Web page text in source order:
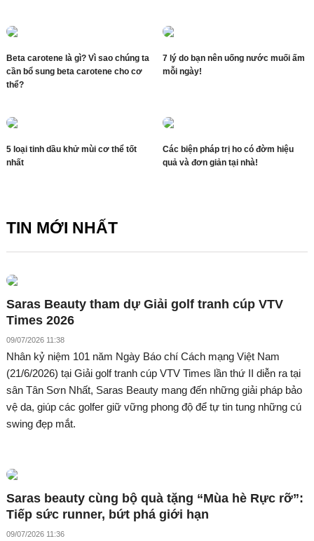
Beta carotene là gì? Vì sao chúng ta
cần bổ sung beta carotene cho cơ
thể?
7 lý do bạn nên uống nước muối ấm
mỗi ngày!
5 loại tinh dầu khử mùi cơ thể tốt
nhất
Các biện pháp trị ho có đờm hiệu
quả và đơn giản tại nhà!
TIN MỚI NHẤT
Saras Beauty tham dự Giải golf tranh cúp VTV
Times 2026
09/07/2026 11:38
Nhân kỷ niệm 101 năm Ngày Báo chí Cách mạng Việt Nam
(21/6/2026) tại Giải golf tranh cúp VTV Times lần thứ II diễn ra tại
sân Tân Sơn Nhất, Saras Beauty mang đến những giải pháp bảo
vệ da, giúp các golfer giữ vững phong độ để tự tin tung những cú
swing đẹp mắt.
Saras beauty cùng bộ quà tặng “Mùa hè Rực rỡ”:
Tiếp sức runner, bứt phá giới hạn
09/07/2026 11:36